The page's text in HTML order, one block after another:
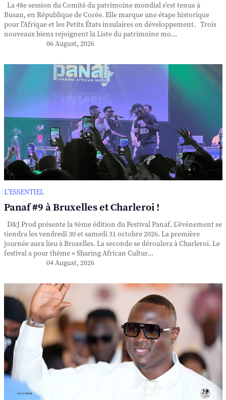
La 48e session du Comité du patrimoine mondial s'est tenue à
Busan, en République de Corée. Elle marque une étape historique
pour l'Afrique et les Petits États insulaires en développement. Trois
nouveaux biens rejoignent la Liste du patrimoine mo...
06 August, 2026
L’ESSENTIEL
Panaf #9 à Bruxelles et Charleroi !
D&J Prod présente la 9ème édition du Festival Panaf. L’événement se
tiendra les vendredi 30 et samedi 31 octobre 2026. La première
journée aura lieu à Bruxelles. La seconde se déroulera à Charleroi. Le
festival a pour thème « Sharing African Cultur...
04 August, 2026